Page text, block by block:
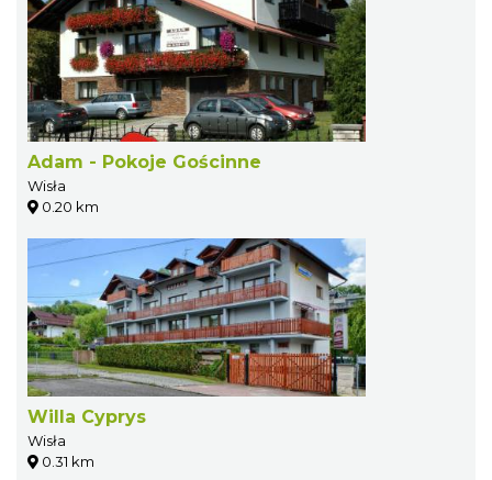
Adam - Pokoje Gościnne
Wisła
0.20 km
Willa Cyprys
Wisła
0.31 km